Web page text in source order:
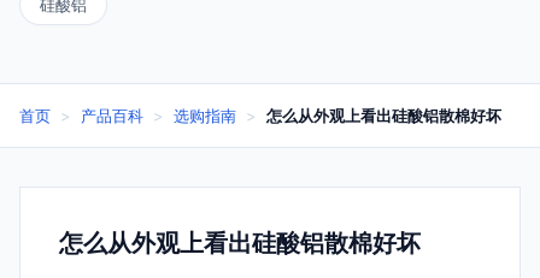
硅酸铝
首页 > 产品百科 > 选购指南 > 怎么从外观上看出硅酸铝散棉好坏
怎么从外观上看出硅酸铝散棉好坏